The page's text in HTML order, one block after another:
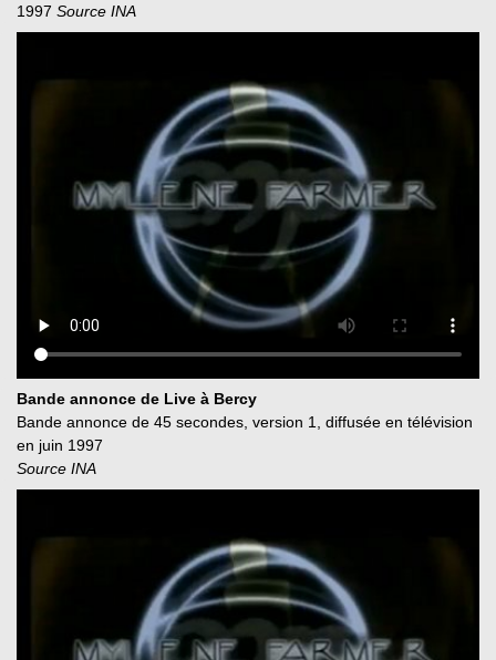
1997 Source INA
Bande annonce de Live à Bercy
Bande annonce de 45 secondes, version 1, diffusée en télévision
en juin 1997
Source INA